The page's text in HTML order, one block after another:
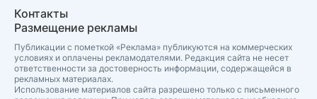
Контакты
Размещение рекламы
Публикации с пометкой «Реклама» публикуются на коммерческих
условиях и оплачены рекламодателями. Редакция сайта не несет
ответственности за достоверность информации, содержащейся в
рекламных материалах.
Использование материалов сайта разрешено только с письменного